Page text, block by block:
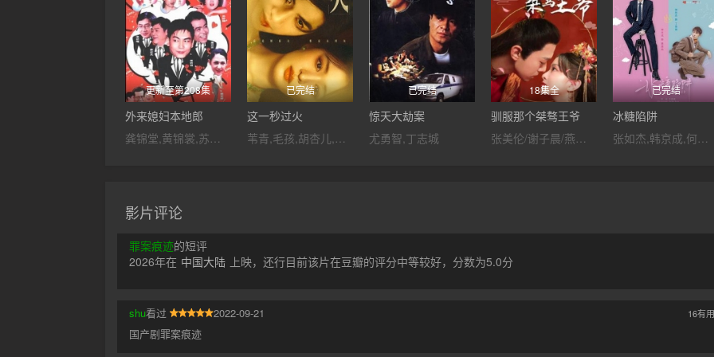
更新至第208集
外来媳妇本地郎
龚锦堂,黄锦裳,苏志丹,郭昶,彭新智,徐若琪,丁玲,虎艳芬,钱莹,郝莲露,李俊毅,张纹博,何文茵,王辰,谢恩,毛琳,林星云,卢海潮,卢秋萍,马小倩,陈坚雄,黄俊英,舒力生,吴苏妹,张和平,邝祖乐,刘涛,周小镔,黄慧颐,潘结
已完结
这一秒过火
苇青,毛孩,胡杏儿,张弓,吴莫愁,沙宝亮,王楚然,付辛博,斓曦,金俊秀,康可人,刘令姿,张凌赫,陈欣予,鹿骐,徐振轩,陈东阳,鹤秋,黄博远,王籽苏
已完结
惊天大劫案
尤勇智,丁志城
18集全
驯服那个桀骜王爷
张美伦/谢子晨/燕颢元/叶玮怡
已完结
冰糖陷阱
张如杰,韩京成,何夏昕,孟月晨,焦海婷,陈伟宏,酒盛红
影片评论
罪案痕迹的短评
2026年在 中国大陆 上映，还行目前该片在豆瓣的评分中等较好，分数为5.0分
16有用
shu看过
2022-09-21
国产剧罪案痕迹